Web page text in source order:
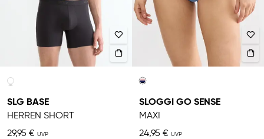
SLG BASE
HERREN SHORT
29,95 €
SLOGGI GO SENSE
MAXI
24,95 €